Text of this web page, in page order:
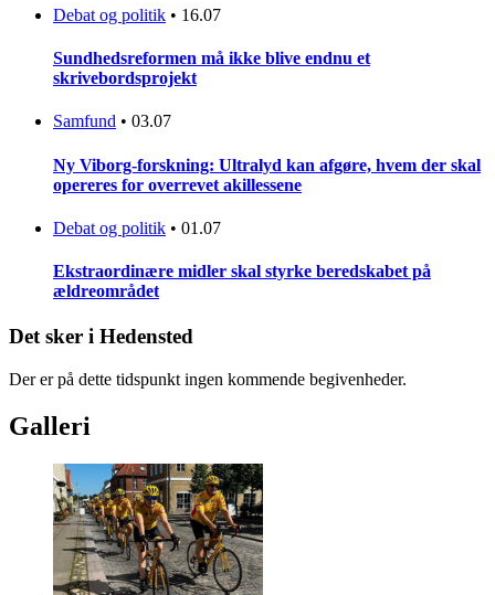
Debat og politik • 16.07
Sundhedsreformen må ikke blive endnu et
skrivebordsprojekt
Samfund • 03.07
Ny Viborg-forskning: Ultralyd kan afgøre, hvem der skal
opereres for overrevet akillessene
Debat og politik • 01.07
Ekstraordinære midler skal styrke beredskabet på
ældreområdet
Det sker i Hedensted
Der er på dette tidspunkt ingen kommende begivenheder.
Galleri